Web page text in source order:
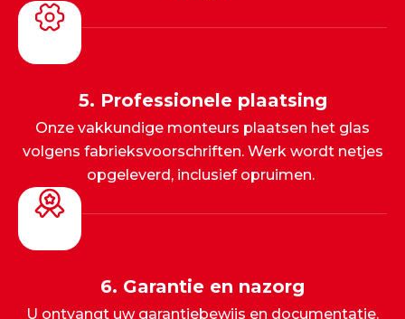
5. Professionele plaatsing
Onze vakkundige monteurs plaatsen het glas
volgens fabrieksvoorschriften. Werk wordt netjes
opgeleverd, inclusief opruimen.
6. Garantie en nazorg
U ontvangt uw garantiebewijs en documentatie.